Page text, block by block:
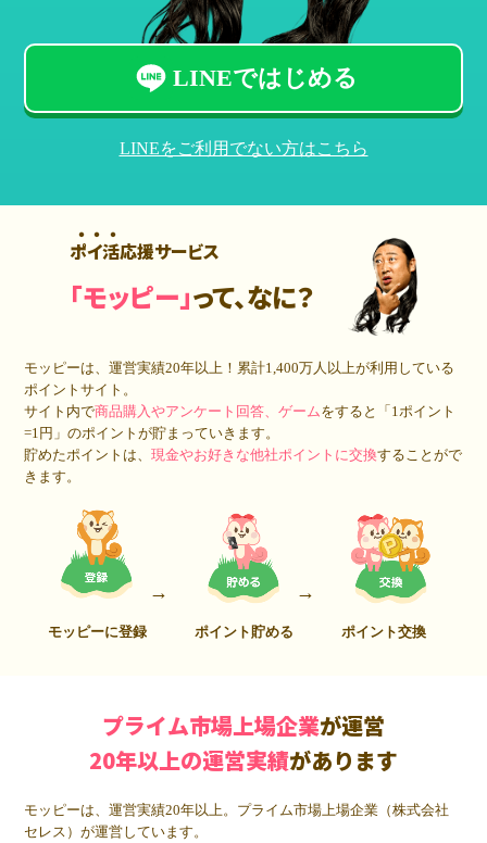
LINEではじめる
LINEをご利用でない方はこちら
ポイ活応援サービス
「モッピー」って、なに？
モッピーは、運営実績20年以上！累計1,400万人 以上が利用している
ポイントサイト。
サイト内で商品購入やアンケート回答、ゲームをすると「1ポイント
=1円」のポイントが貯まっていきます。
貯めたポイントは、現金やお好きな他社ポイントに交換することがで
きます。
モッピーに登録 ポイント貯める ポイント交換
プライム市場上場企業が運営
20年以上の運営実績があります
モッピーは、運営実績20年以上。プライム市場上場企業（株式会社
セレス）が運営しています。